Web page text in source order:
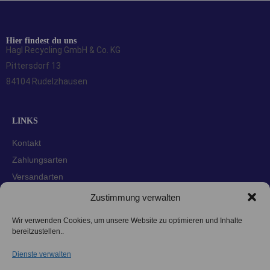
Zustimmung verwalten
Wir verwenden Cookies, um unsere Website zu optimieren und Inhalte
bereitzustellen..
Dienste verwalten
Hier findest du uns
Hagl Recycling GmbH & Co. KG
Pittersdorf 13
84104 Rudelzhausen
LINKS
Kontakt
Zahlungsarten
Versandarten
Datenschutzerklärung
Cookie-Richtlinie (EU)